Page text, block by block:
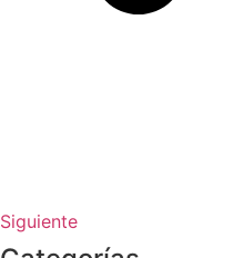
Siguiente